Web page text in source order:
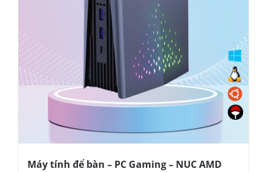
Máy tính để bàn – PC Gaming – NUC AMD